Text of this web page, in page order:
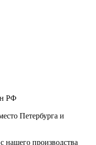
РФ
Петербурга и
нашего производства